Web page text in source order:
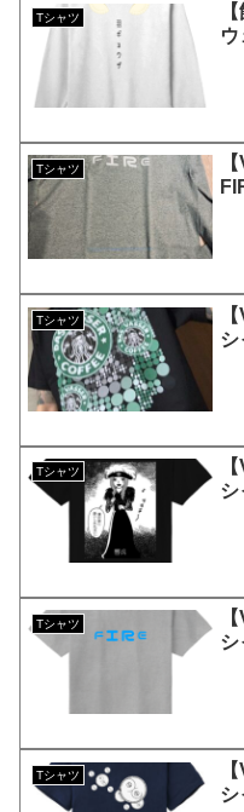
Tシャツ
Tシャツ
Tシャツ
シ
Tシャツ
シ
Tシャツ
シ
Tシャツ
シ